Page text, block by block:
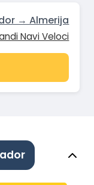
→ Almerija
Navi Veloci